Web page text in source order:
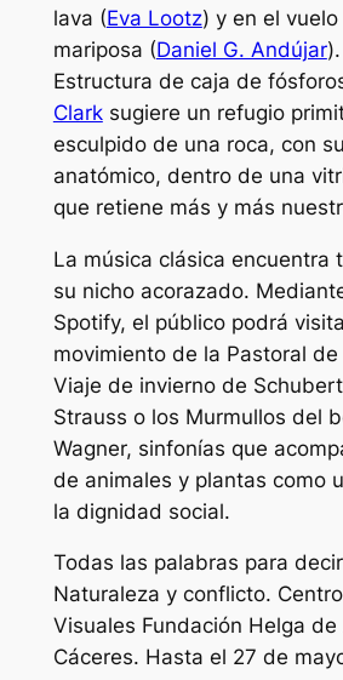
lava (Eva Lootz) y en el vuelo
mariposa (Daniel G. Andújar
Estructura de caja de
Clarksugiere un refugio
esculpido de una roca, con
anatómico, dentro de una
que retiene más y más
La música clásica encuentra
su nicho acorazado.
Spotify, el público podrá
movimiento de la Pastoral de
Viaje de inviernode
Strauss o los Murmullos del
Wagner, sinfonías que
de animales y plantas como
la dignidad social.
Todas las palabras para
Naturaleza y conflicto.
Visuales Fundación Helga de
Cáceres. Hasta el 27 de